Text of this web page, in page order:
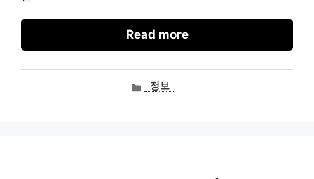
Read more
카정보